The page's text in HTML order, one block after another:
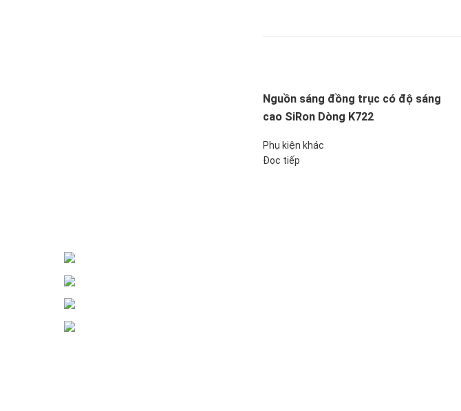
Nguồn sáng đồng trục có độ sáng
cao SiRon Dòng K722
Phụ kiện khác
Đọc tiếp